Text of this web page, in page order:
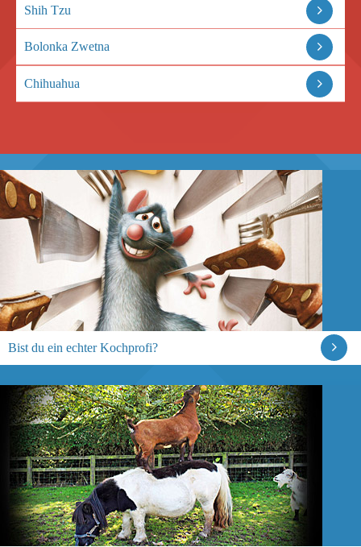
Shih Tzu
Bolonka Zwetna
Chihuahua
Bist du ein echter Kochprofi?